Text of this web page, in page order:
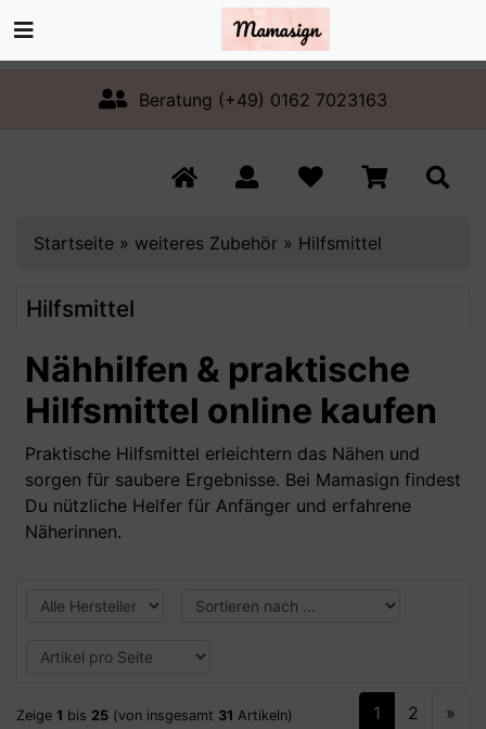
Beratung (+49) 0162 7023163
Startseite » weiteres Zubehör » Hilfsmittel
Hilfsmittel
Nähhilfen & praktische
Hilfsmittel online kaufen
Praktische Hilfsmittel erleichtern das Nähen und
sorgen für saubere Ergebnisse. Bei Mamasign findest
Du nützliche Helfer für Anfänger und erfahrene
Näherinnen.
Zeige 1 bis 25 (von insgesamt 31 Artikeln) 1 2 »